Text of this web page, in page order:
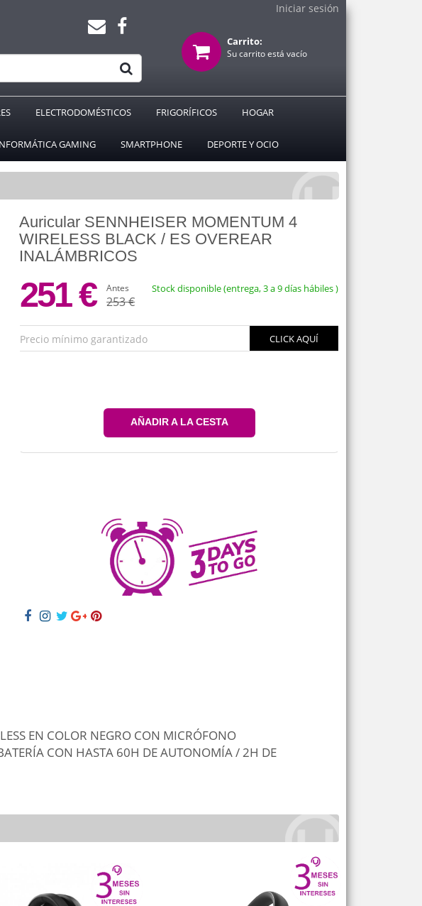
Iniciar sesión
Carrito:
Su carrito está vacío
ELECTRODOMÉSTICOS FRIGORÍFICOS HOGAR
GAMING SMARTPHONE DEPORTE Y OCIO
Auricular SENNHEISER MOMENTUM 4
WIRELESS BLACK / ES OVEREAR
INALÁMBRICOS
251 € Antes
253 €
Stock disponible (entrega, 3 a 9 días hábiles )
Precio mínimo garantizado CLICK AQUÍ
AÑADIR A LA CESTA
EN COLOR NEGRO CON MICRÓFONO
CON HASTA 60H DE AUTONOMÍA / 2H DE